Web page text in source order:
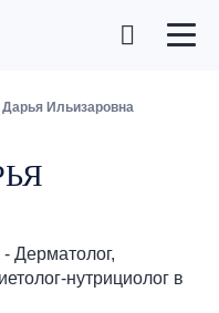
Дарья Ильизаровна
Дерматолог,
нутрициолог в